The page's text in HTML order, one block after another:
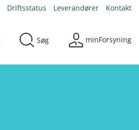
Driftsstatus Leverandører Kontakt
Søg minForsyning